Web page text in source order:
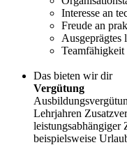
Interesse an
Freude an
Ausgeprägtes
Teamfähigkeit
Das bieten wir dir
Vergütung
Lehrjahren
leistungsabhängiger
beispielsweise